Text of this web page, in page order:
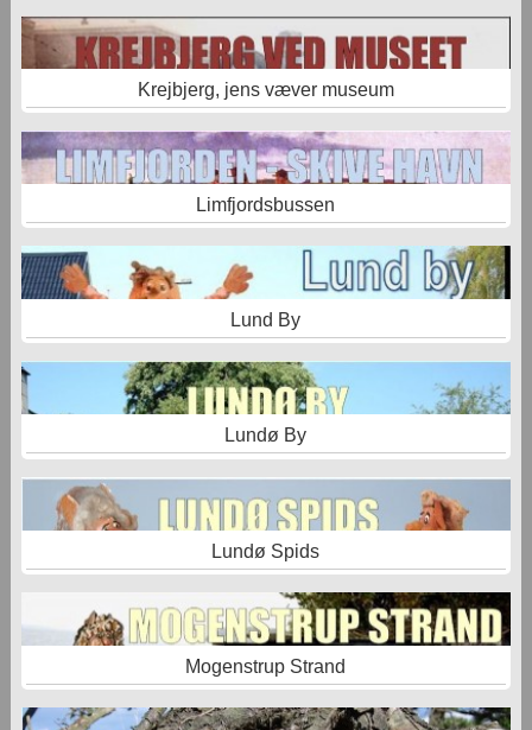
Krejbjerg, jens væver museum
Limfjordsbussen
Lund By
Lundø By
Lundø Spids
Mogenstrup Strand